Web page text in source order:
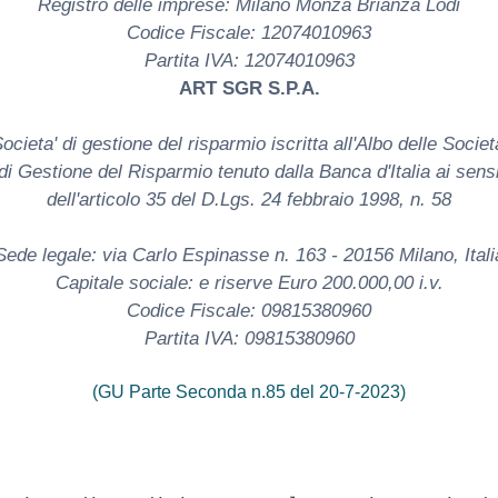
Registro delle imprese: Milano Monza Brianza Lodi
Codice Fiscale: 12074010963
Partita IVA: 12074010963
ART SGR S.P.A.
di gestione del risparmio iscritta all'Albo delle
Gestione del Risparmio tenuto dalla Banca d'Italia ai
dell'articolo 35 del D.Lgs. 24 febbraio 1998, n. 58
legale: via Carlo Espinasse n. 163 - 20156 Milano,
Capitale sociale: e riserve Euro 200.000,00 i.v.
Codice Fiscale: 09815380960
Partita IVA: 09815380960
(GU Parte Seconda n.85 del 20-7-2023)